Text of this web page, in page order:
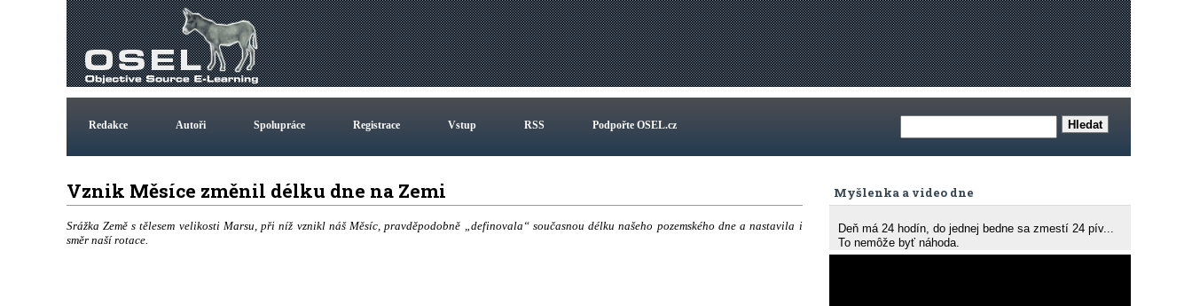
Redakce Autoři Spolupráce Registrace Vstup RSS Podpořte OSEL.cz
Vznik Měsíce změnil délku dne na Zemi
Srážka Země s tělesem velikosti Marsu, při níž vznikl náš Měsíc, pravděpodobně „definovala“ současnou délku našeho pozemského dne a nastavila i
směr naší rotace.
Myšlenka a video dne
Deň má 24 hodín, do jednej bedne sa zmestí 24 pív...
To nemôže byť náhoda.